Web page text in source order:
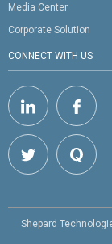
Media Center
Corporate Solution
CONNECT WITH US
Shepard